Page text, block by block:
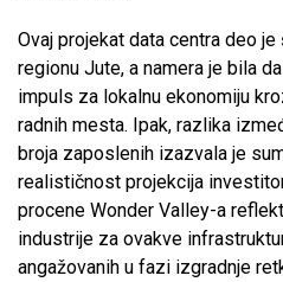
Ovaj projekat data centra deo
regionu Jute, a namera je bila
impuls za lokalnu ekonomiju
radnih mesta. Ipak, razlika
broja zaposlenih izazvala je
realističnost projekcija
procene Wonder Valley-a
industrije za ovakve
angažovanih u fazi izgradnje